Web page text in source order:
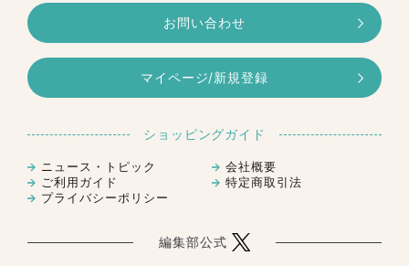
お問い合わせ
マイページ/新規登録
ショッピングガイド
ニュース・トピック
会社概要
ご利用ガイド
特定商取引法
プライバシーポリシー
編集部公式